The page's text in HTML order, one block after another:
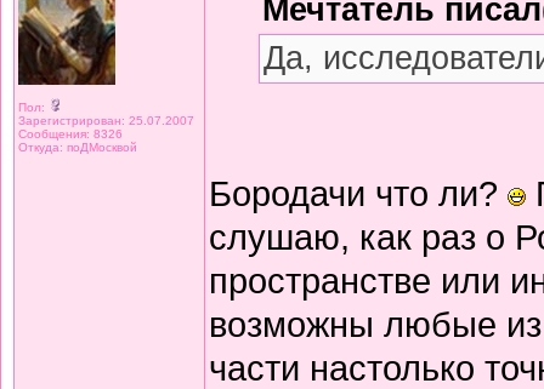
Пол:
Зарегистрирован: 25.07.2007
Сообщения: 8326
Откуда: поДМосквой
Мечтатель
Да,
Бородачи что ли?
слушаю, как раз о
пространстве или
возможны любые
части настолько